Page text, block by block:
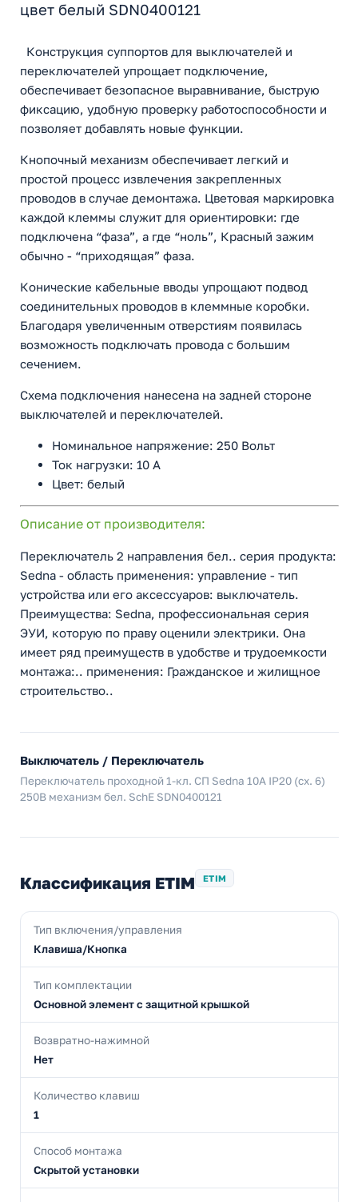
цвет белый SDN0400121
Конструкция суппортов для выключателей и
переключателей упрощает подключение,
обеспечивает безопасное выравнивание, быструю
фиксацию, удобную проверку работоспособности и
позволяет добавлять новые функции.
Кнопочный механизм обеспечивает легкий и
простой процесс извлечения закрепленныx
проводов в случае демонтажа. Цветовая маркировка
каждой клеммы служит для ориентировки: где
подключена “фаза”, а где “ноль”, Красный зажим
обычно - “приходящая” фаза.
Конические кабельные вводы упрощают подвод
соединительных проводов в клеммные коробки.
Благодаря увеличенным отверстиям появилась
возможность подключать провода с большим
сечением.
Схема подключения нанесена на задней стороне
выключателей и переключателей.
Номинальное напряжение: 250 Вольт
Ток нагрузки: 10 А
Цвет: белый
Описание от производителя:
Переключатель 2 направления бел.. серия продукта:
Sedna - область применения: управление - тип
устройства или его аксессуаров: выключатель.
Преимущества: Sedna, профессиональная серия
ЭУИ, которую по праву оценили электрики. Она
имеет ряд преимуществ в удобстве и трудоемкости
монтажа:.. применения: Гражданское и жилищное
строительство..
Выключатель / Переключатель
Переключатель проходной 1-кл. СП Sedna 10А IP20 (сх. 6)
250В механизм бел. SchE SDN0400121
Классификация ETIM ETIM
Тип включения/управления
Клавиша/Кнопка
Тип комплектации
Основной элемент с защитной крышкой
Возвратно-нажимной
Нет
Количество клавиш
1
Способ монтажа
Скрытой установки